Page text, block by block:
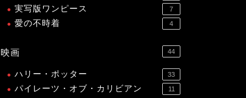
実写版ワンピース 7
愛の不時着 4
映画 44
ハリー・ポッター 33
パイレーツ・オブ・カリビアン 11